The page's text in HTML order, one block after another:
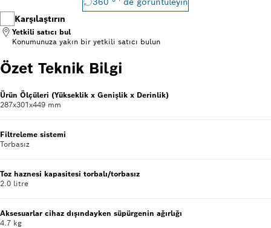
Karşılaştırın
Yetkili satıcı bul
Konumunuza yakın bir yetkili satıcı bulun
Özet Teknik Bilgi
Ürün Ölçüleri (Yükseklik x Genişlik x Derinlik)
287x301x449 mm
Filtreleme sistemi
Torbasız
Toz haznesi kapasitesi torbalı/torbasız
2.0 litre
Aksesuarlar cihaz dışındayken süpürgenin ağırlığı
4.7 kg